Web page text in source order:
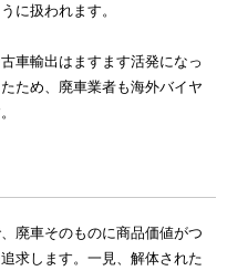
に扱われます。
車輸出はますます活発になっ
ため、廃車業者も海外バイヤ
廃車そのものに商品価値がつ
求します。一見、解体された